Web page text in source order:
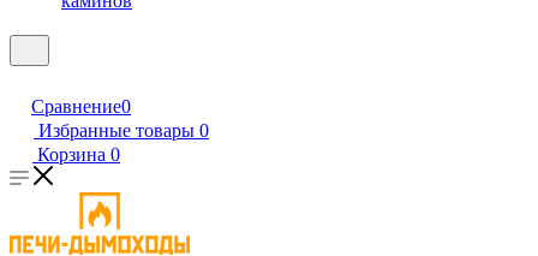
Сравнение0
Избранные товары 0
Корзина 0